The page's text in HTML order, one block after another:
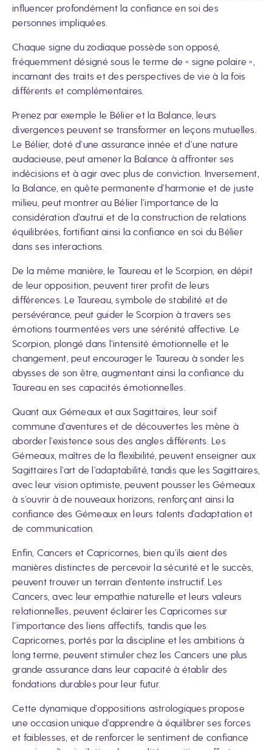
influencer profondément la confiance en soi des
personnes impliquées.
Chaque signe du zodiaque possède son opposé,
fréquemment désigné sous le terme de « signe polaire »,
incarnant des traits et des perspectives de vie à la fois
différents et complémentaires.
Prenez par exemple le Bélier et la Balance, leurs
divergences peuvent se transformer en leçons mutuelles.
Le Bélier, doté d’une assurance innée et d’une nature
audacieuse, peut amener la Balance à affronter ses
indécisions et à agir avec plus de conviction. Inversement,
la Balance, en quête permanente d’harmonie et de juste
milieu, peut montrer au Bélier l’importance de la
considération d’autrui et de la construction de relations
équilibrées, fortifiant ainsi la confiance en soi du Bélier
dans ses interactions.
De la même manière, le Taureau et le Scorpion, en dépit
de leur opposition, peuvent tirer profit de leurs
différences. Le Taureau, symbole de stabilité et de
persévérance, peut guider le Scorpion à travers ses
émotions tourmentées vers une sérénité affective. Le
Scorpion, plongé dans l’intensité émotionnelle et le
changement, peut encourager le Taureau à sonder les
abysses de son être, augmentant ainsi la confiance du
Taureau en ses capacités émotionnelles.
Quant aux Gémeaux et aux Sagittaires, leur soif
commune d’aventures et de découvertes les mène à
aborder l’existence sous des angles différents. Les
Gémeaux, maîtres de la flexibilité, peuvent enseigner aux
Sagittaires l’art de l’adaptabilité, tandis que les Sagittaires,
avec leur vision optimiste, peuvent pousser les Gémeaux
à s’ouvrir à de nouveaux horizons, renforçant ainsi la
confiance des Gémeaux en leurs talents d’adaptation et
de communication.
Enfin, Cancers et Capricornes, bien qu’ils aient des
manières distinctes de percevoir la sécurité et le succès,
peuvent trouver un terrain d’entente instructif. Les
Cancers, avec leur empathie naturelle et leurs valeurs
relationnelles, peuvent éclairer les Capricornes sur
l’importance des liens affectifs, tandis que les
Capricornes, portés par la discipline et les ambitions à
long terme, peuvent stimuler chez les Cancers une plus
grande assurance dans leur capacité à établir des
fondations durables pour leur futur.
Cette dynamique d’oppositions astrologiques propose
une occasion unique d’apprendre à équilibrer ses forces
et faiblesses, et de renforcer le sentiment de confiance